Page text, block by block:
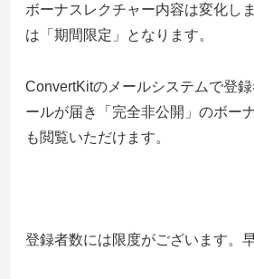
ボーナスレクチャー内容は変化し
は「期間限定」となります。
ConvertKitのメールシステムで登
ールが届き「完全非公開」のボー
も閲覧いただけます。
登録者数には限度がございます。